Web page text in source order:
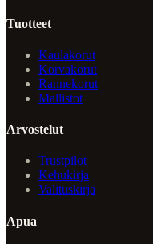
Tuotteet
Kaulakorut
Korvakorut
Rannekorut
Mallistot
Arvostelut
Trustpilot
Kehukirja
Valituskirja
Apua